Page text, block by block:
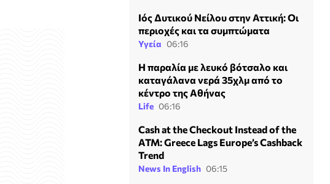
Ιός Δυτικού Νείλου στην Αττική: Οι
περιοχές και τα συμπτώματα
Υγεία 06:16
Η παραλία με λευκό βότσαλο και
καταγάλανα νερά 35χλμ από το
κέντρο της Αθήνας
Life 06:16
Cash at the Checkout Instead of the
ATM: Greece Lags Europe’s Cashback
Trend
News In English 06:15